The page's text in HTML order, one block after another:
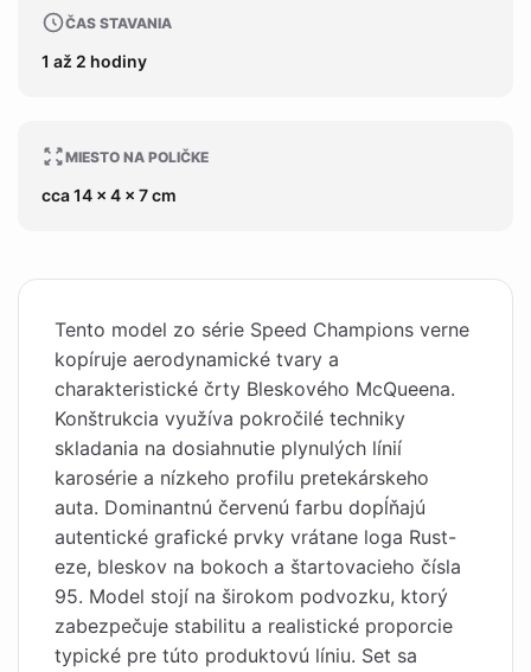
ČAS STAVANIA
1 až 2 hodiny
MIESTO NA POLIČKE
cca 14 x 4 x 7 cm
Tento model zo série Speed Champions verne
kopíruje aerodynamické tvary a
charakteristické črty Bleskového McQueena.
Konštrukcia využíva pokročilé techniky
skladania na dosiahnutie plynulých línií
karosérie a nízkeho profilu pretekárskeho
auta. Dominantnú červenú farbu dopĺňajú
autentické grafické prvky vrátane loga Rust-
eze, bleskov na bokoch a štartovacieho čísla
95. Model stojí na širokom podvozku, ktorý
zabezpečuje stabilitu a realistické proporcie
typické pre túto produktovú líniu. Set sa